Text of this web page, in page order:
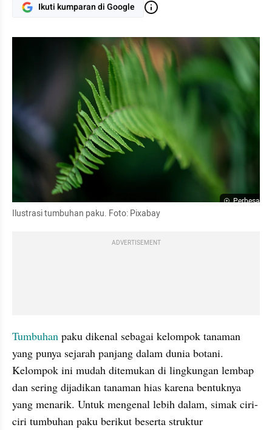
Ikuti kumparan di Google
Perbesar
Ilustrasi tumbuhan paku. Foto: Pixabay
ADVERTISEMENT
Tumbuhan paku dikenal sebagai kelompok tanaman
yang punya sejarah panjang dalam dunia botani.
Kelompok ini mudah ditemukan di lingkungan lembap
dan sering dijadikan tanaman hias karena bentuknya
yang menarik. Untuk mengenal lebih dalam, simak ciri-
ciri tumbuhan paku berikut beserta struktur